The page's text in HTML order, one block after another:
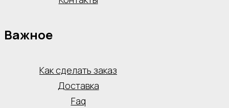
Важное
Как сделать заказ
Доставка
Faq